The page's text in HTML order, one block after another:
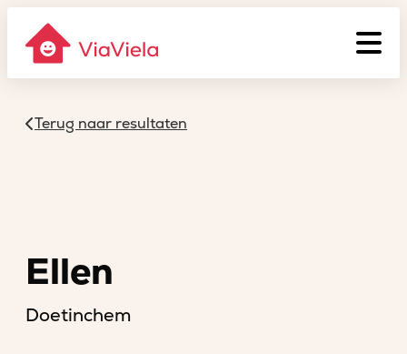
Terug naar resultaten
Ellen
Doetinchem